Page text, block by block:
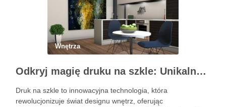
Wnętrza
Odkryj magię druku na szkle: Unikalne dekoracje wnętrz
Druk na szkle to innowacyjna technologia, która
rewolucjonizuje świat designu wnętrz, oferując